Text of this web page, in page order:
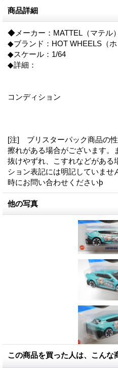
商品詳細
◆メーカー：MATTEL（マテル）
◆ブランド：HOT WHEELS（ホ
◆スケール：1/64
◆詳細：
コンディション
[注] ブリスターパック商品の
擦れがある場合がございます。
抜けやずれ、こすれなどがある
ション表記には明記していませ
時にお問い合わせくださいϸ
他の写真
この商品を買った人は、こんな